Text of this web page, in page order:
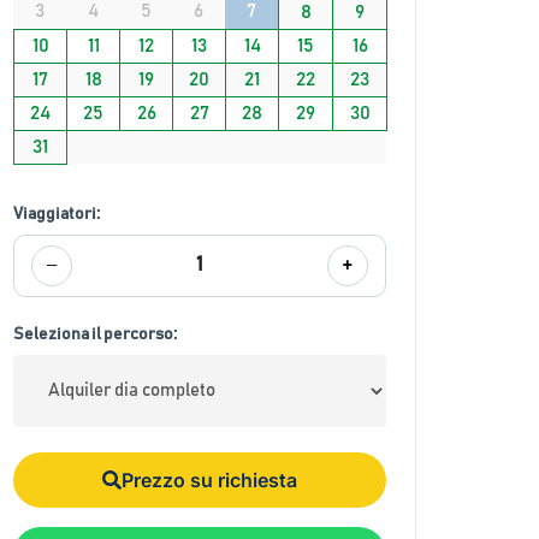
3 4 5 6 7 8
9
10
11 12 13 14 15
16
17
18 19 20 21 22
23
24
25 26 27 28 29
30
31
Viaggiatori:
− 1 +
Seleziona il percorso:
Prezzo su richiesta